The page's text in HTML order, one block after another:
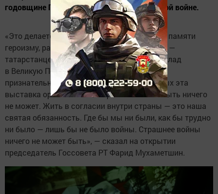
годовщине Победы в Великой Отечественной войне.
«Это делается для того, чтобы отдать дань памяти
героизму, ратному подвигу наших земляков —
татарстанцев, которые внесли огромный вклад
в Великую Победу <..>. Я выражаю свою
признательность ветеранам, в честь которых эта
выставка организована. Страшнее войны быть ничего
не может. Жить в согласии внутри страны — это наша
святая обязанность. Где бы мы ни были, как бы трудно
ни было — лишь бы не было войны. Страшнее войны
ничего не может быть», — сказал на открытии
председатель Госсовета РТ Фарид Мухаметшин.